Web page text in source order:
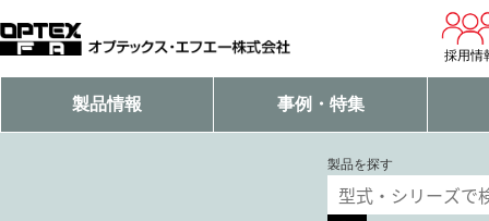
採用情
製品情報 事例・特集
製品を探す